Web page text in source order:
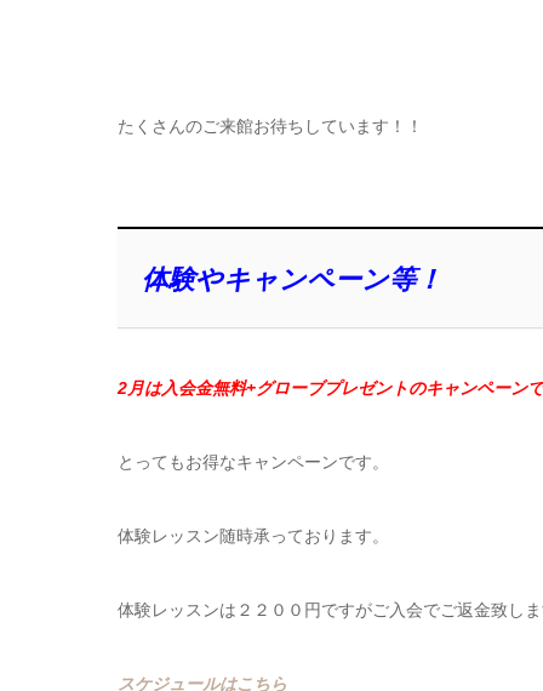
たくさんのご来館お待ちしています！！
体験やキャンペーン等！
2月は入会金無料+グローブプレゼントのキャンペーン
とってもお得なキャンペーンです。
体験レッスン随時承っております。
体験レッスンは２２００円ですがご入会でご返金致しま
スケジュールはこちら